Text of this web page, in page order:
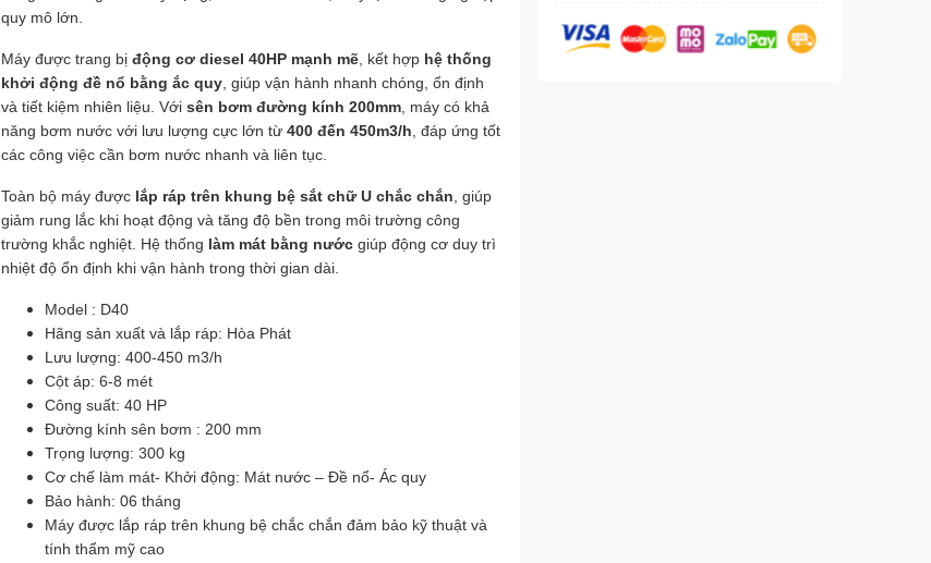
quy mô lớn.
Máy được trang bịđộng cơ diesel 40HP mạnh mẽ , kết hợp hệ thống
khởi động đề nổ bằng ắc quy , giúp vận hành nhanh chóng, ổn định
và tiết kiệm nhiên liệu. Vớisên bơm đường kính 200mm , máy có khả
năng bơm nước với lưu lượng cực lớn từ400 đến 450m3/h , đáp ứng tốt
các công việc cần bơm nước nhanh và liên tục.
Toàn bộ máy được lắp ráp trên khung bệ sắt chữ U chắc chắn , giúp
giảm rung lắc khi hoạt động và tăng độ bền trong môi trường công
trường khắc nghiệt. Hệ thống làm mát bằng nước giúp động cơ duy trì
nhiệt độ ổn định khi vận hành trong thời gian dài.
Model : D40
Hãng sản xuất và lắp ráp: Hòa Phát
Lưu lượng: 400-450 m3/h
Cột áp: 6-8 mét
Công suất: 40 HP
Đường kính sên bơm : 200 mm
Trọng lượng: 300 kg
Cơ chế làm mát- Khởi động: Mát nước – Đề nổ- Ác quy
Bảo hành: 06 tháng
Máy được lắp ráp trên khung bệ chắc chắn đảm bảo kỹ thuật và
tính thẩm mỹ cao